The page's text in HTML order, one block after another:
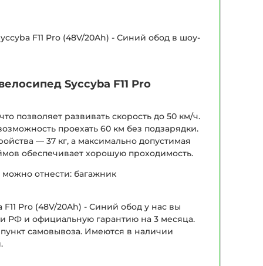
F11 Pro (48V/20Ah) - Синий обод в шоу-
Syccyba F11 Pro
позволяет развивать скорость до 50 км/ч.
проехать 60 км без подзарядки.
— 37 кг, а максимально допустимая
обеспечивает хорошую проходимость.
отнести: багажник
Pro (48V/20Ah) - Синий обод у нас вы
РФ и официальную гарантию на 3 месяца.
самовывоза. Имеются в наличии